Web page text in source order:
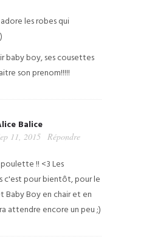
les robes qui
baby boy, ses cousettes
son prenom!!!!!
Balice
11, 2015 Répondre
!! <3 Les
c'est pour bientôt, pour le
Baby Boy en chair et en
attendre encore un peu ;)